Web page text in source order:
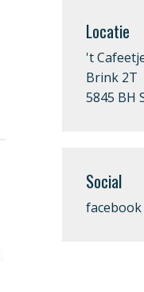
Locatie
't
Brink 2T
5845 BH
Social
facebook